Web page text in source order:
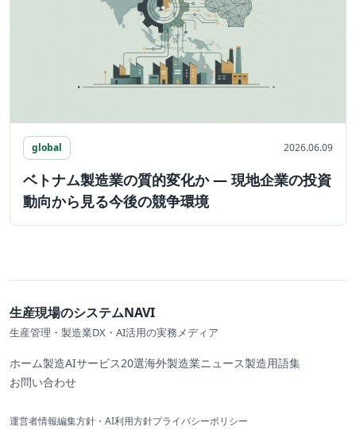
global 2026.06.09
ベトナム製造業の質的変化か ― 現地企業の投資
動向から見る今後の競争環境
生産現場のシステムNAVI
生産管理・製造業DX・AI活用の実務メディア
ホーム製造AIサービス20選海外製造業ニュース製造用語集
お問い合わせ
運営者情報編集方針・AI利用方針プライバシーポリシー